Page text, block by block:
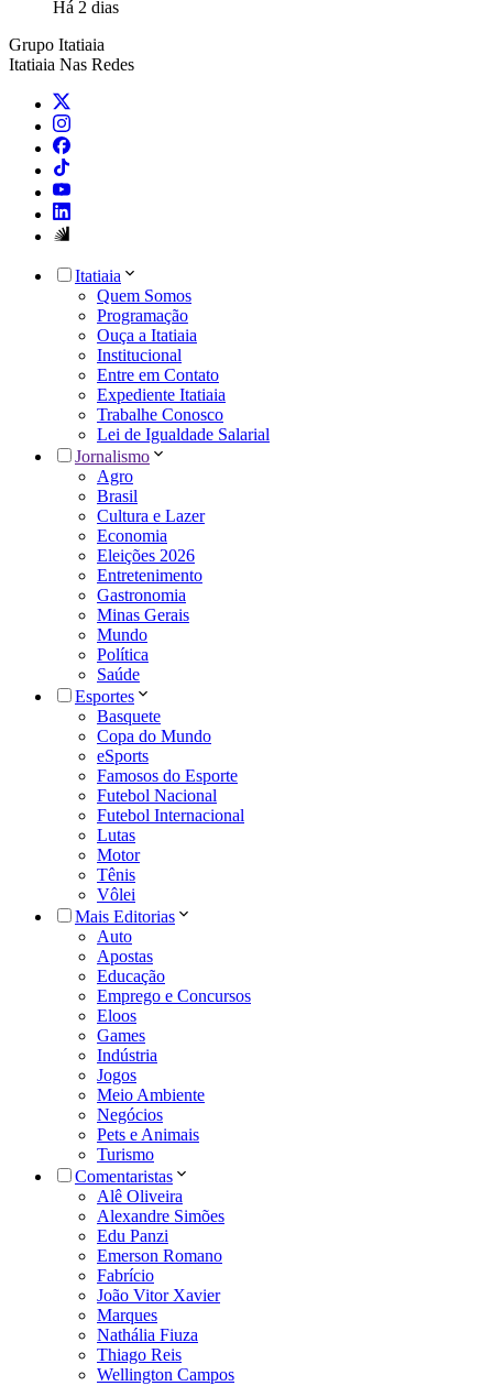
Há 2 dias
Grupo Itatiaia
Itatiaia Nas Redes
Itatiaia
Quem Somos
Programação
Ouça a Itatiaia
Institucional
Entre em Contato
Expediente Itatiaia
Trabalhe Conosco
Lei de Igualdade Salarial
Jornalismo
Agro
Brasil
Cultura e Lazer
Economia
Eleições 2026
Entretenimento
Gastronomia
Minas Gerais
Mundo
Política
Saúde
Esportes
Basquete
Copa do Mundo
eSports
Famosos do Esporte
Futebol Nacional
Futebol Internacional
Lutas
Motor
Tênis
Vôlei
Mais Editorias
Auto
Apostas
Educação
Emprego e Concursos
Eloos
Games
Indústria
Jogos
Meio Ambiente
Negócios
Pets e Animais
Turismo
Comentaristas
Alê Oliveira
Alexandre Simões
Edu Panzi
Emerson Romano
Fabrício
João Vitor Xavier
Marques
Nathália Fiuza
Thiago Reis
Wellington Campos